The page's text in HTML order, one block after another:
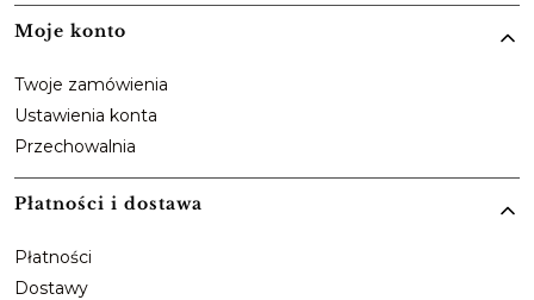
Moje konto
Twoje zamówienia
Ustawienia konta
Przechowalnia
Płatności i dostawa
Płatności
Dostawy